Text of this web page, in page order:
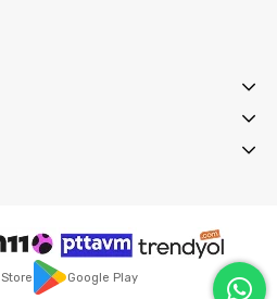
Google Play